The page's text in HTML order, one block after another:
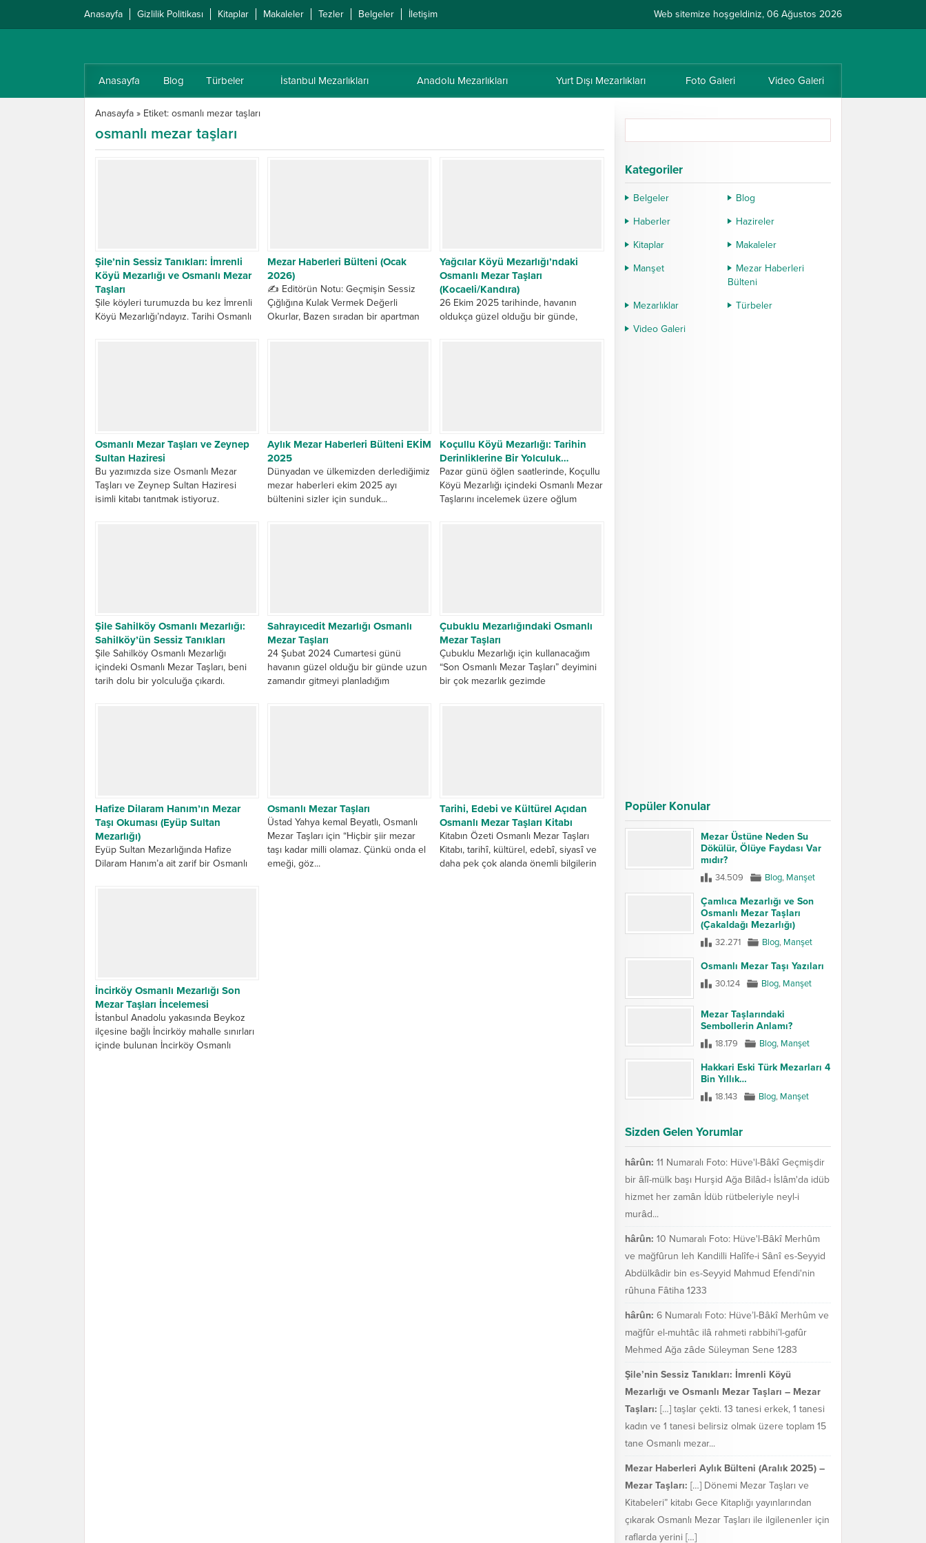
Anasayfa Gizlilik Politikası Kitaplar Makaleler Tezler Belgeler İletişim Web sitemize hoşgeldiniz, 06 Ağustos 2026
Anasayfa Blog Türbeler İstanbul Mezarlıkları Anadolu Mezarlıkları Yurt Dışı Mezarlıkları Foto Galeri Video Galeri
Anasayfa » Etiket: osmanlı mezar taşları
osmanlı mezar taşları
Şile’nin Sessiz Tanıkları: İmrenli
Köyü Mezarlığı ve Osmanlı Mezar
Taşları
Şile köyleri turumuzda bu kez İmrenli
Köyü Mezarlığı’ndayız. Tarihi Osmanlı
Mezar Haberleri Bülteni (Ocak
2026)
✍️ Editörün Notu: Geçmişin Sessiz
Çığlığına Kulak Vermek Değerli
Okurlar, Bazen sıradan bir apartman
Yağcılar Köyü Mezarlığı’ndaki
Osmanlı Mezar Taşları
(Kocaeli/Kandıra)
26 Ekim 2025 tarihinde, havanın
oldukça güzel olduğu bir günde,
Osmanlı Mezar Taşları ve Zeynep
Sultan Haziresi
Bu yazımızda size Osmanlı Mezar
Taşları ve Zeynep Sultan Haziresi
isimli kitabı tanıtmak istiyoruz.
Aylık Mezar Haberleri Bülteni EKİM
2025
Dünyadan ve ülkemizden derlediğimiz
mezar haberleri ekim 2025 ayı
bültenini sizler için sunduk...
Koçullu Köyü Mezarlığı: Tarihin
Derinliklerine Bir Yolculuk…
Pazar günü öğlen saatlerinde, Koçullu
Köyü Mezarlığı içindeki Osmanlı Mezar
Taşlarını incelemek üzere oğlum
Şile Sahilköy Osmanlı Mezarlığı:
Sahilköy’ün Sessiz Tanıkları
Şile Sahilköy Osmanlı Mezarlığı
içindeki Osmanlı Mezar Taşları, beni
tarih dolu bir yolculuğa çıkardı.
Sahrayıcedit Mezarlığı Osmanlı
Mezar Taşları
24 Şubat 2024 Cumartesi günü
havanın güzel olduğu bir günde uzun
zamandır gitmeyi planladığım
Çubuklu Mezarlığındaki Osmanlı
Mezar Taşları
Çubuklu Mezarlığı için kullanacağım
“Son Osmanlı Mezar Taşları” deyimini
bir çok mezarlık gezimde
Hafize Dilaram Hanım’ın Mezar
Taşı Okuması (Eyüp Sultan
Mezarlığı)
Eyüp Sultan Mezarlığında Hafize
Dilaram Hanım’a ait zarif bir Osmanlı
Osmanlı Mezar Taşları
Üstad Yahya kemal Beyatlı, Osmanlı
Mezar Taşları için “Hiçbir şiir mezar
taşı kadar milli olamaz. Çünkü onda el
emeği, göz...
Tarihi, Edebi ve Kültürel Açıdan
Osmanlı Mezar Taşları Kitabı
Kitabın Özeti Osmanlı Mezar Taşları
Kitabı, tarihî, kültürel, edebî, siyasî ve
daha pek çok alanda önemli bilgilerin
İncirköy Osmanlı Mezarlığı Son
Mezar Taşları İncelemesi
İstanbul Anadolu yakasında Beykoz
ilçesine bağlı İncirköy mahalle sınırları
içinde bulunan İncirköy Osmanlı
Kategoriler
Belgeler
Blog
Haberler
Hazireler
Kitaplar
Makaleler
Manşet
Mezar Haberleri
Bülteni
Mezarlıklar
Türbeler
Video Galeri
Popüler Konular
Mezar Üstüne Neden Su
Dökülür, Ölüye Faydası Var
mıdır?
34.509 Blog, Manşet
Çamlıca Mezarlığı ve Son
Osmanlı Mezar Taşları
(Çakaldağı Mezarlığı)
32.271 Blog, Manşet
Osmanlı Mezar Taşı Yazıları
30.124 Blog, Manşet
Mezar Taşlarındaki
Sembollerin Anlamı?
18.179 Blog, Manşet
Hakkari Eski Türk Mezarları 4
Bin Yıllık…
18.143 Blog, Manşet
Sizden Gelen Yorumlar
hârûn: 11 Numaralı Foto: Hüve'l-Bâkî Geçmişdir
bir âlî-mülk başı Hurşid Ağa Bilâd-ı İslâm'da idüb
hizmet her zamân İdüb rütbeleriyle neyl-i
murâd...
hârûn: 10 Numaralı Foto: Hüve'l-Bâkî Merhûm
ve mağfûrun leh Kandilli Halîfe-i Sânî es-Seyyid
Abdülkâdir bin es-Seyyid Mahmud Efendi'nin
rûhuna Fâtiha 1233
hârûn: 6 Numaralı Foto: Hüve’l-Bâkî Merhûm ve
mağfûr el-muhtâc ilâ rahmeti rabbihi’l-gafûr
Mehmed Ağa zâde Süleyman Sene 1283
Şile’nin Sessiz Tanıkları: İmrenli Köyü
Mezarlığı ve Osmanlı Mezar Taşları – Mezar
Taşları: […] taşlar çekti. 13 tanesi erkek, 1 tanesi
kadın ve 1 tanesi belirsiz olmak üzere toplam 15
tane Osmanlı mezar...
Mezar Haberleri Aylık Bülteni (Aralık 2025) –
Mezar Taşları: […] Dönemi Mezar Taşları ve
Kitabeleri” kitabı Gece Kitaplığı yayınlarından
çıkarak Osmanlı Mezar Taşları ile ilgilenenler için
raflarda yerini […]